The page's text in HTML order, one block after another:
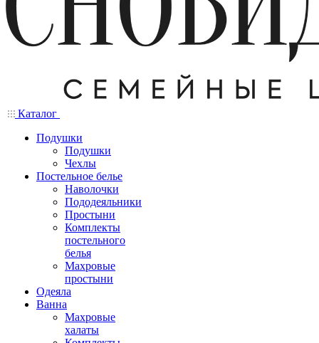
Каталог
Подушки
Подушки
Чехлы
Постельное белье
Наволочки
Пододеяльники
Простыни
Комплекты
постельного
белья
Махровые
простыни
Одеяла
Ванна
Махровые
халаты